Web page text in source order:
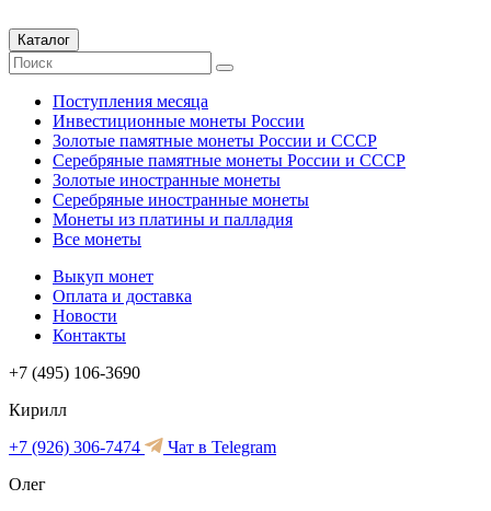
Каталог
Поступления месяца
Инвестиционные монеты России
Золотые памятные монеты России и СССР
Серебряные памятные монеты России и СССР
Золотые иностранные монеты
Серебряные иностранные монеты
Монеты из платины и палладия
Все монеты
Выкуп монет
Оплата и доставка
Новости
Контакты
+7 (495) 106-3690
Кирилл
+7 (926) 306-7474
Чат в Telegram
Олег